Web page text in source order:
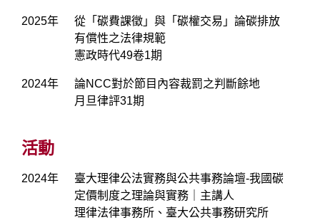
2025年
從「碳費課徵」與「碳權交易」論碳排放
有償性之法律規範
憲政時代49卷1期
2024年
論NCC對於節目內容裁罰之判斷餘地
月旦律評31期
活動
2024年
臺大理律公法實務與公共事務論壇-我國碳
定價制度之理論與實務｜主講人
理律法律事務所、臺大公共事務研究所